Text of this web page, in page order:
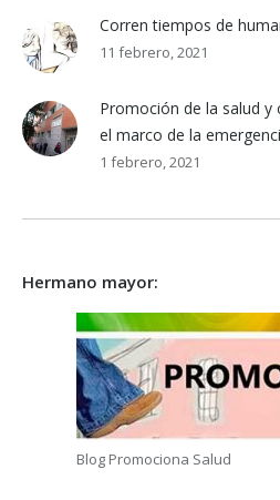
Corren tiempos de
11 febrero, 2021
Promoción de la salud y
el marco de la
1 febrero, 2021
Hermano mayor:
Blog Promociona Salud